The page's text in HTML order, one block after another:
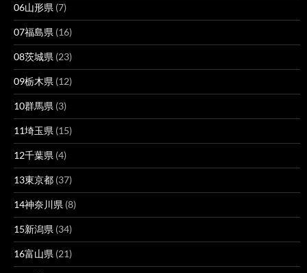
06山形県 (7)
07福島県 (16)
08茨城県 (23)
09栃木県 (12)
10群馬県 (3)
11埼玉県 (15)
12千葉県 (4)
13東京都 (37)
14神奈川県 (8)
15新潟県 (34)
16富山県 (21)